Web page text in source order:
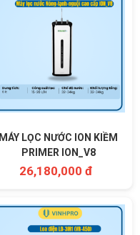
MÁY LỌC NƯỚC ION KIỀM
PRIMER ION_V8
26,180,000 đ